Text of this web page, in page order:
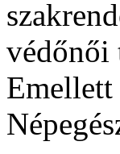
védőnői
Emellett